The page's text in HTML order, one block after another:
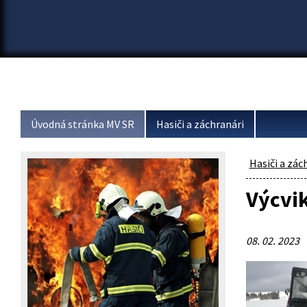
Úvodná stránka MV SR Hasiči a záchranári
Hasiči a
08. 02. 2023